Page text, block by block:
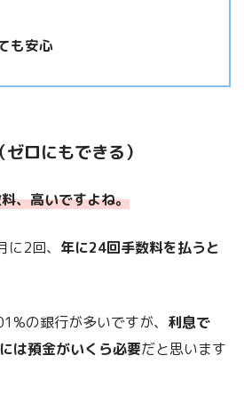
も安心
ロにもできる）
、高いですよね。
2回、 年に24回手数料を払うと
の銀行が多いですが、 利息で
は預金がいくら必要だと思います